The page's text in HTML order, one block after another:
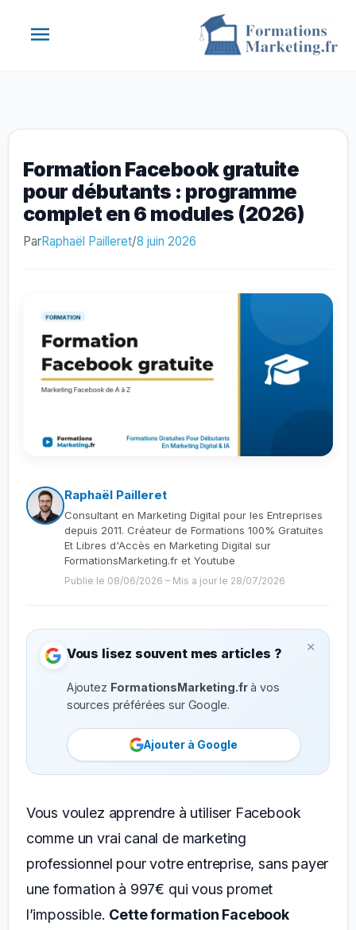
Menu
Formation Facebook gratuite
pour débutants : programme
complet en 6 modules (2026)
ParRaphaël Pailleret/8 juin 2026
Raphaël Pailleret
Consultant en Marketing Digital pour les Entreprises
depuis 2011. Créateur de Formations 100% Gratuites
Et Libres d'Accès en Marketing Digital sur
FormationsMarketing.fr et Youtube
Publie le 08/06/2026 – Mis a jour le 28/07/2026
×
Vous lisez souvent mes articles ?
Ajoutez FormationsMarketing.frà vos
sources préférées sur Google.
Ajouter à Google
Vous voulez apprendre à utiliser Facebook
comme un vrai canal de marketing
professionnel pour votre entreprise, sans payer
une formation à 997€ qui vous promet
l’impossible. Cette formation Facebook